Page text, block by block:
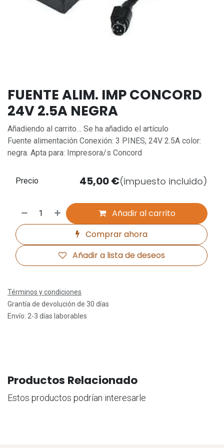
FUENTE ALIM. IMP CONCORD
24V 2.5A NEGRA
Añadiendo al carrito… Se ha añadido el artículo
Fuente alimentación Conexión: 3 PINES, 24V 2.5A color:
negra. Apta para: Impresora/s Concord
Añadir al carrito
Comprar ahora
Añadir a lista de deseos
Precio 45,00€(impuesto incluido)
Términos y condiciones
Grantía de devolución de 30 días
Envío: 2-3 días laborables
Productos Relacionado
Estos productos podrían interesarle